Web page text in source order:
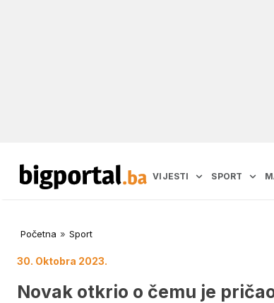
VIJESTI SPORT
Početna » Sport
30. Oktobra 2023.
Novak otkrio o čemu je